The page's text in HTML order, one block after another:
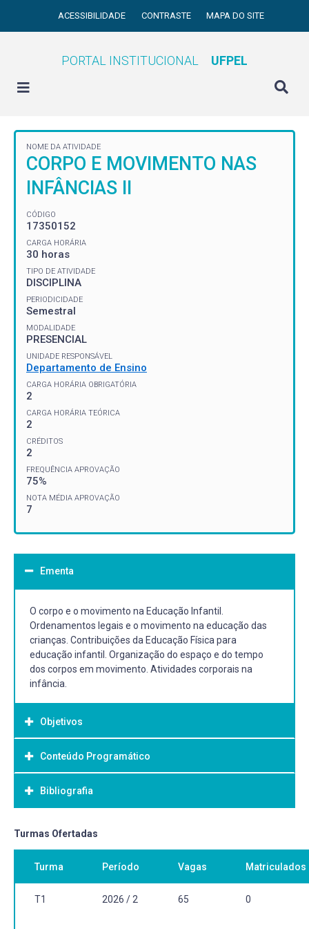
ACESSIBILIDADE CONTRASTE MAPA DO SITE
PORTAL INSTITUCIONAL UFPEL
NOME DA ATIVIDADE
CORPO E MOVIMENTO NAS
INFÂNCIAS II
CÓDIGO
17350152
CARGA HORÁRIA
30 horas
TIPO DE ATIVIDADE
DISCIPLINA
PERIODICIDADE
Semestral
MODALIDADE
PRESENCIAL
UNIDADE RESPONSÁVEL
Departamento de Ensino
CARGA HORÁRIA OBRIGATÓRIA
2
CARGA HORÁRIA TEÓRICA
2
CRÉDITOS
2
FREQUÊNCIA APROVAÇÃO
75%
NOTA MÉDIA APROVAÇÃO
7
Ementa
O corpo e o movimento na Educação Infantil.
Ordenamentos legais e o movimento na educação das
crianças. Contribuições da Educação Física para
educação infantil. Organização do espaço e do tempo
dos corpos em movimento. Atividades corporais na
infância.
Objetivos
Objetivo Geral:
Compreender a importância do corpo e do movimento na
educação infantil. Analisar as contribuições dos estudos
Física na Educação Infantil. Contextualizar as
crianças pequenas.
Conteúdo Programático
Bibliografia
Bibliografia Básica:
ANDRADE FILHO, Nelson Figueiredo de. Ensino da
Educação Física na educação infantil. Vitória: Universidade
Federal do Espírito Santo, 2011.
FREIRE, João Batista. Educação de corpo inteiro: São
Turmas Ofertadas
Turma Período Vagas Matriculados
T1 2026 / 2 65 0